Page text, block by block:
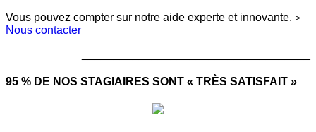
Vous pouvez compter sur notre aide experte et innovante. >
Nous contacter
95 % DE NOS STAGIAIRES SONT « TRÈS SATISFAIT »